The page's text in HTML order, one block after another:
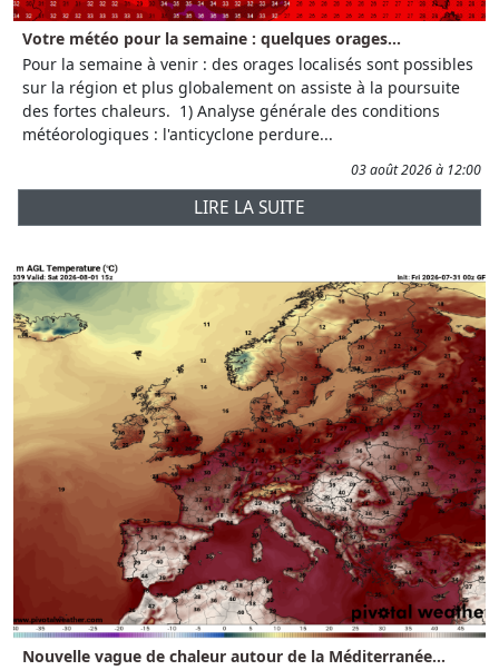
Votre météo pour la semaine : quelques orages...
Pour la semaine à venir : des orages localisés sont possibles
sur la région et plus globalement on assiste à la poursuite
des fortes chaleurs. 1) Analyse générale des conditions
météorologiques : l'anticyclone perdure...
03 août 2026 à 12:00
LIRE LA SUITE
Nouvelle vague de chaleur autour de la Méditerranée...